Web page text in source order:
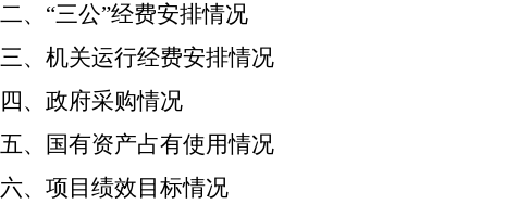
二、 “三公”经费安排情况
三、机关运行经费安排情况
四、政府采购情况
五、国有资产占有使用情况
六、 项目绩效目标情况